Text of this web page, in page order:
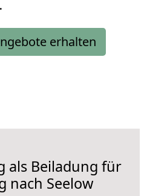
erhalten
als Beiladung für
nach Seelow